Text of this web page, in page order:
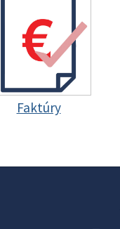
Faktúry